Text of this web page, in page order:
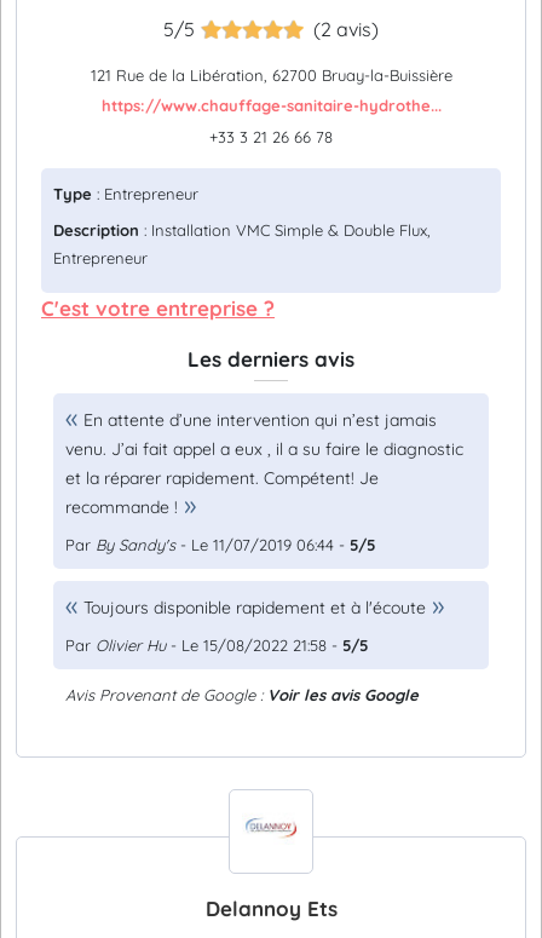
5/5 (2 avis)
121 Rue de la Libération, 62700 Bruay-la-Buissière
https://www.chauffage-sanitaire-hydrothe...
+33 3 21 26 66 78
Type : Entrepreneur
Description : Installation VMC Simple & Double Flux,
Entrepreneur
C'est votre entreprise ?
Les derniers avis
En attente d’une intervention qui n’est jamais
venu. J’ai fait appel a eux , il a su faire le diagnostic
et la réparer rapidement. Compétent! Je
recommande !
Par By Sandy's- Le 11/07/2019 06:44 - 5/5
Toujours disponible rapidement et à l'écoute
Par Olivier Hu- Le 15/08/2022 21:58 - 5/5
Avis Provenant de Google : Voir les avis Google
Delannoy Ets